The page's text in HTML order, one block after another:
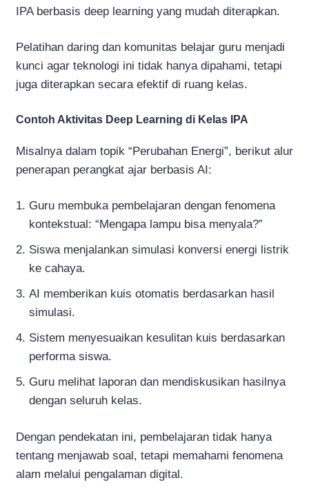
IPA berbasis deep learning yang mudah diterapkan.
Pelatihan daring dan komunitas belajar guru menjadi
kunci agar teknologi ini tidak hanya dipahami, tetapi
juga diterapkan secara efektif di ruang kelas.
Contoh Aktivitas Deep Learning di Kelas IPA
Misalnya dalam topik “Perubahan Energi”, berikut alur
penerapan perangkat ajar berbasis AI:
Guru membuka pembelajaran dengan fenomena
kontekstual: “Mengapa lampu bisa menyala?”
Siswa menjalankan simulasi konversi energi listrik
ke cahaya.
AI memberikan kuis otomatis berdasarkan hasil
simulasi.
Sistem menyesuaikan kesulitan kuis berdasarkan
performa siswa.
Guru melihat laporan dan mendiskusikan hasilnya
dengan seluruh kelas.
Dengan pendekatan ini, pembelajaran tidak hanya
tentang menjawab soal, tetapi memahami fenomena
alam melalui pengalaman digital.